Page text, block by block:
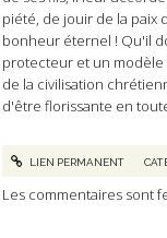
piété, de jouir de la
bonheur éternel ! Qu'il
protecteur et un modèle
de la civilisation
d'être florissante en
LIEN PERMANENT
Les commentaires sont